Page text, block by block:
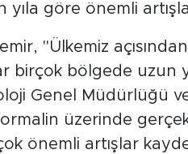
göre önemli
"Ülkemiz açısından
birçok bölgede uzun
Genel Müdürlüğü
üzerinde
önemli artışlar